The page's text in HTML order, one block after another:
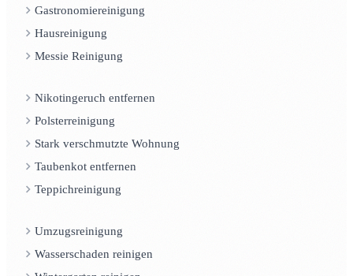
Gastronomiereinigung
Hausreinigung
Messie Reinigung
Nikotingeruch entfernen
Polsterreinigung
Stark verschmutzte Wohnung
Taubenkot entfernen
Teppichreinigung
Umzugsreinigung
Wasserschaden reinigen